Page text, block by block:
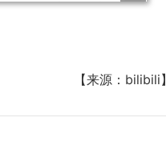
【来源：bilibili】